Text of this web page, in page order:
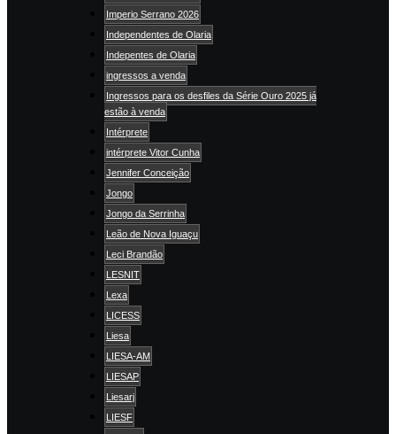
Imperio Serrano 2026
Independentes de Olaria
Indepentes de Olaria
ingressos a venda
Ingressos para os desfiles da Série Ouro 2025 já
estão à venda
Intérprete
intérprete Vitor Cunha
Jennifer Conceição
Jongo
Jongo da Serrinha
Leão de Nova Iguaçu
Leci Brandão
LESNIT
Lexa
LICESS
Liesa
LIESA-AM
LIESAP
Liesarj
LIESF